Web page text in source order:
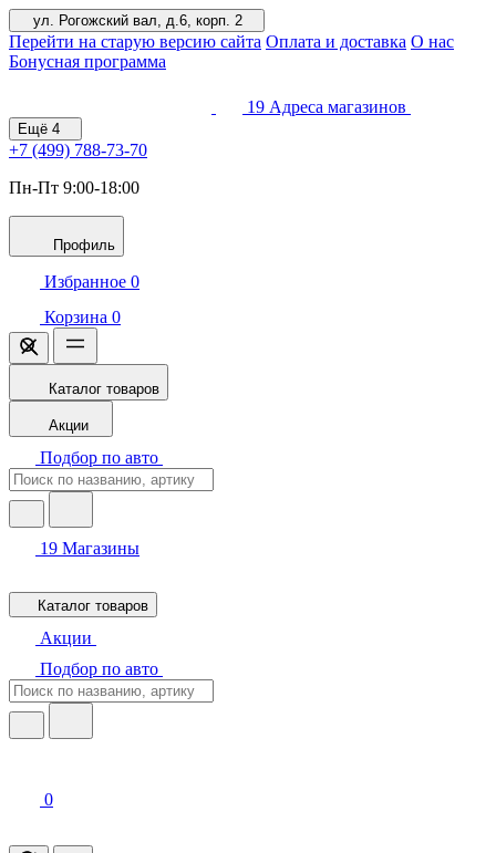
ул. Рогожский вал, д.6, корп. 2
Перейти на старую версию сайта Оплата и доставка О нас
Бонусная программа
19 Адреса магазинов
Ещё 4
+7 (499) 788-73-70
Пн-Пт 9:00-18:00
Профиль
Избранное 0
Корзина 0
Каталог товаров
Акции
Подбор по авто
19 Магазины
Каталог товаров
Акции
Подбор по авто
0